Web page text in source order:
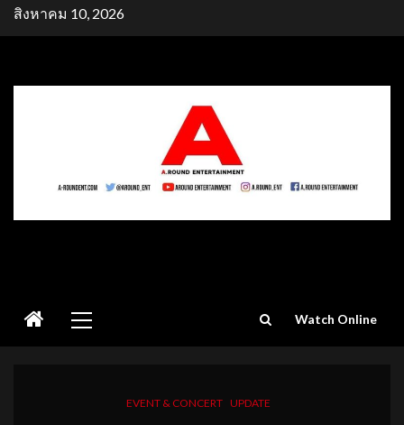
Skipสิงหาคม 10, 2026
Menu
Watch Online
EVENT & CONCERT UPDATE